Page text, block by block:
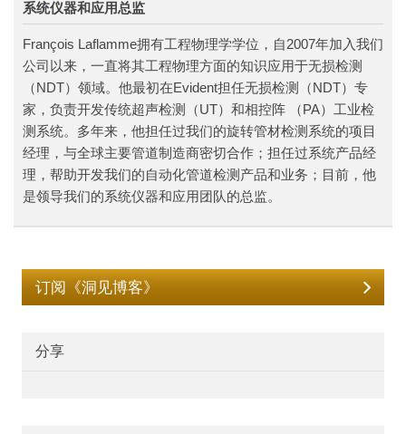
系统仪器和应用总监
François Laflamme拥有工程物理学学位，自2007年加入我们
公司以来，一直将其工程物理方面的知识应用于无损检测
（NDT）领域。他最初在Evident担任无损检测（NDT）专
家，负责开发传统超声检测（UT）和相控阵 （PA）工业检
测系统。多年来，他担任过我们的旋转管材检测系统的项目
经理，与全球主要管道制造商密切合作；担任过系统产品经
理，帮助开发我们的自动化管道检测产品和业务；目前，他
是领导我们的系统仪器和应用团队的总监。
订阅《洞见博客》
分享